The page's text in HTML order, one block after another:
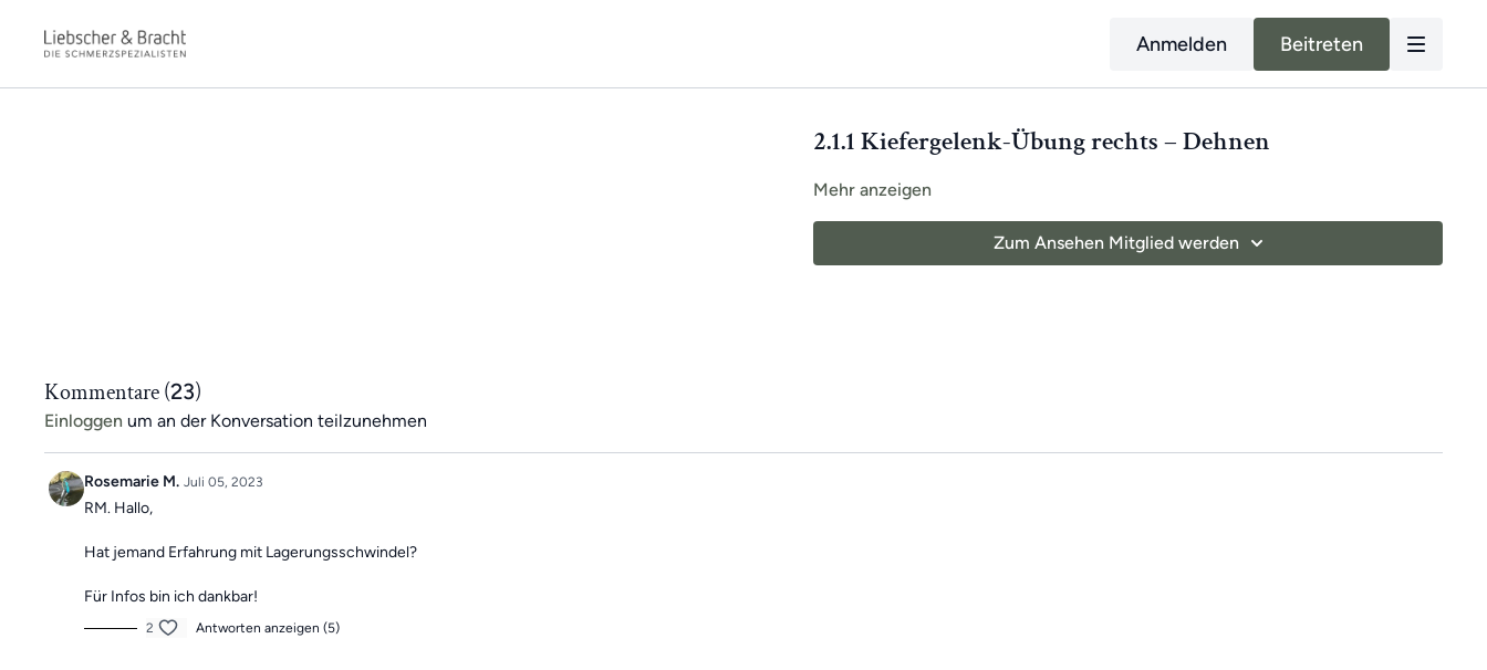
Anmelden Beitreten
2.1.1 Kiefergelenk-Übung rechts – Dehnen
Mehr anzeigen
Zum Ansehen Mitglied werden
Kommentare (23)
Einloggen um an der Konversation teilzunehmen
Rosemarie M. Juli 05, 2023
RM. Hallo,
Hat jemand Erfahrung mit Lagerungsschwindel?
Für Infos bin ich dankbar!
2 Antworten anzeigen (5)